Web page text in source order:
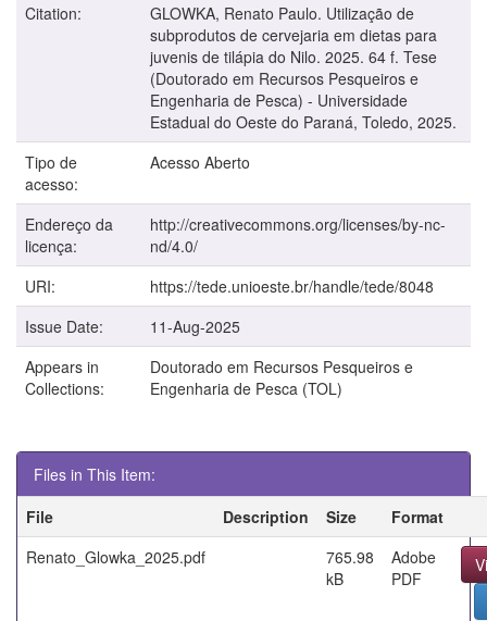
Citation:
GLOWKA, Renato Paulo. Utilização de
subprodutos de cervejaria em dietas para
juvenis de tilápia do Nilo. 2025. 64 f. Tese
(Doutorado em Recursos Pesqueiros e
Engenharia de Pesca) - Universidade
Estadual do Oeste do Paraná, Toledo, 2025.
Tipo de
acesso:
Acesso Aberto
Endereço da
licença:
http://creativecommons.org/licenses/by-nc-
nd/4.0/
URI:
https://tede.unioeste.br/handle/tede/8048
Issue Date:
11-Aug-2025
Appears in
Collections:
Doutorado em Recursos Pesqueiros e
Engenharia de Pesca (TOL)
Files in This Item:
File
Description Size
Format
Renato_Glowka_2025.pdf
765.98
kB
Adobe
PDF